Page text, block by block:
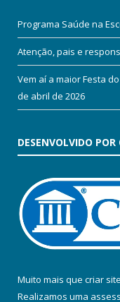
Programa Saúde na
Atenção, pais e
Vem aí a maior Festa
de abril de 2026
DESENVOLVIDO POR
Muito mais que criar site
Realizamos uma